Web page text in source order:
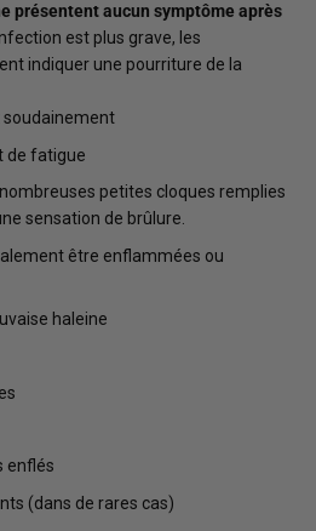
présentent aucun symptôme après
est plus grave, les
indiquer une pourriture de la
soudainement
de fatigue
nombreuses petites cloques remplies
sensation de brûlure.
être enflammées ou
haleine
enflés
(dans de rares cas)